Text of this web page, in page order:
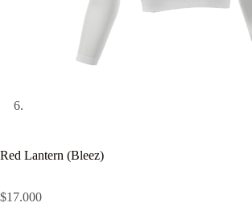
Red Lantern (Bleez)
$17.000